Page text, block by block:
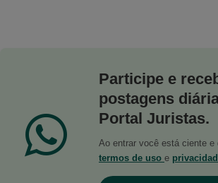
Participe e
postagens
Portal Juristas.
Ao entrar você está ciente e
termos de uso e